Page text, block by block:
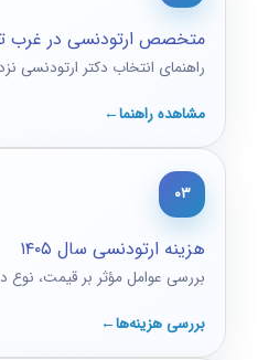
متخصص ارتودنسی در غرب
راهنمای انتخاب دکتر ارتودنسی
مشاهده راهنما
۰۳
هزینه ارتودنسی سال ۱۴۰۵
بررسی عوامل مؤثر بر قیمت، نوع
بررسی هزینه‌ها